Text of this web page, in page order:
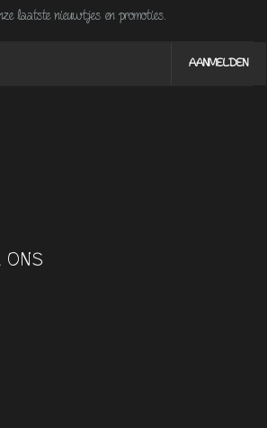
laatste nieuwtjes en promoties.